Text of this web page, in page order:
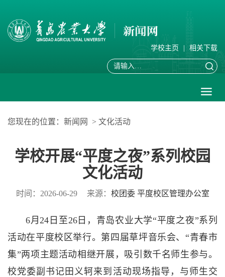
学校主页 相关下载
您现在的位置： 新闻网 > 文化活动
学校开展“平度之夜”系列校园
文化活动
时间：2026-06-29 来源： 校团委 平度校区管理办公室
6月24日至26日，青岛农业大学“平度之夜”系列
活动在平度校区举行。第四届草坪音乐会、“青春市
集”两项主题活动相继开展，吸引数千名师生参与。
校党委副书记田义轲来到活动现场指导，与师生交